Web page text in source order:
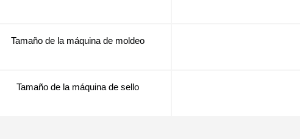
Tamaño de la máquina de moldeo
Tamaño de la máquina de sello